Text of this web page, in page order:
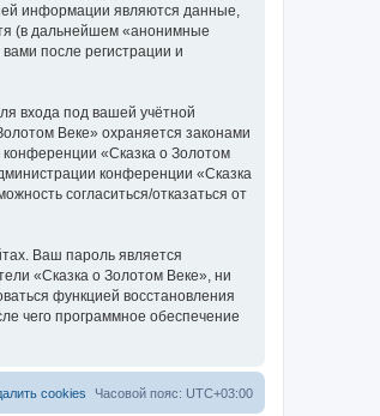
информации являются данные,
(в дальнейшем «анонимные
после регистрации и
входа под вашей учётной
Веке» охраняется законами
«Сказка о Золотом
конференции «Сказка
согласиться/отказаться от
Ваш пароль является
«Сказка о Золотом Веке», ни
функцией восстановления
чего программное обеспечение
Часовой пояс: UTC+03:00
cookies